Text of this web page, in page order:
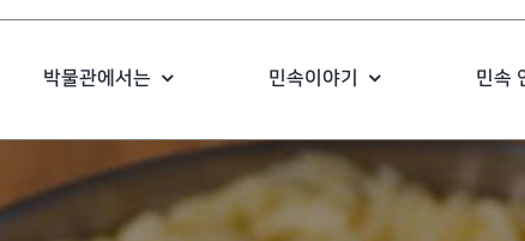
박물관에서는 민속이야기 민속